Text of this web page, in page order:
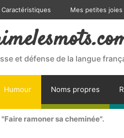
Caractéristiques Mes petites joies
et défense de la langue
Humour Noms propres
"Faire ramoner sa cheminée".